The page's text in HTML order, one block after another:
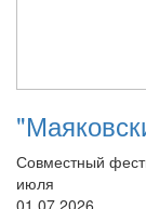
Совместный
июля
01.07.2026